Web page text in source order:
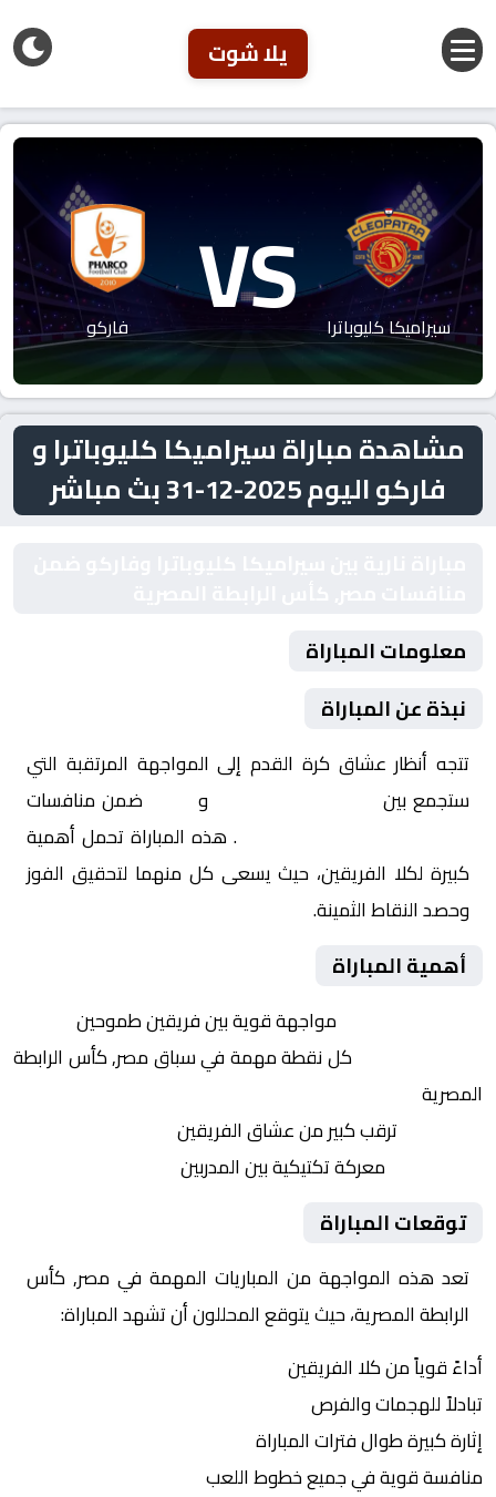
يلا شوت
سيراميكا كليوباترا VS فاركو
مشاهدة مباراة سيراميكا كليوباترا و
فاركو اليوم 2025-12-31 بث مباشر
معلومات المباراة
نبذة عن المباراة
تتجه أنظار عشاق كرة القدم إلى المواجهة المرتقبة التي
ستجمع بين
و
ضمن منافسات
. هذه المباراة تحمل أهمية
كبيرة لكلا الفريقين، حيث يسعى كل منهما لتحقيق الفوز
وحصد النقاط الثمينة.
أهمية المباراة
مواجهة قوية بين فريقين طموحين
كل نقطة مهمة في سباق مصر, كأس الرابطة
المصرية
ترقب كبير من عشاق الفريقين
معركة تكتيكية بين المدربين
توقعات المباراة
تعد هذه المواجهة من المباريات المهمة في مصر, كأس
الرابطة المصرية، حيث يتوقع المحللون أن تشهد المباراة:
أداءً قوياً من كلا الفريقين
تبادلاً للهجمات والفرص
إثارة كبيرة طوال فترات المباراة
منافسة قوية في جميع خطوط اللعب